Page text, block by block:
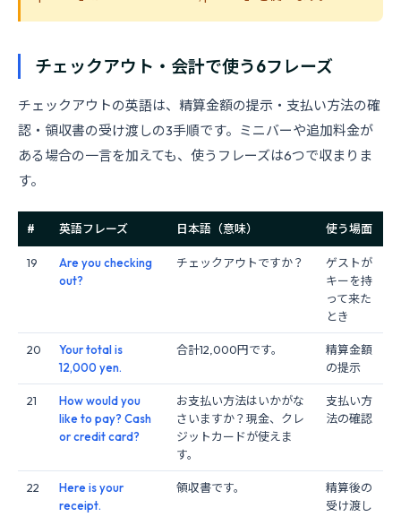
チェックアウト・会計で使う6フレーズ
チェックアウトの英語は、精算金額の提示・支払い方法の確
認・領収書の受け渡しの3手順です。ミニバーや追加料金が
ある場合の一言を加えても、使うフレーズは6つで収まりま
す。
# 英語フレーズ 日本語（意味） 使う場面
19
Are you checking
out?
チェックアウトですか？
ゲストが
キーを持
って来た
とき
20
Your total is
12,000 yen.
合計12,000円です。
精算金額
の提示
21
How would you
like to pay? Cash
or credit card?
お支払い方法はいかがな
さいますか？現金、クレ
ジットカードが使えま
す。
支払い方
法の確認
22
Here is your
receipt.
領収書です。
精算後の
受け渡し